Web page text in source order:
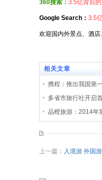
360搜索： 3.5亿背后
Google Search： 3.5
欢迎国内外景点、酒
相关文章
携程：推出我国第
多省市旅行社开启
品橙旅游：2014年
上一篇： 入境游 外国